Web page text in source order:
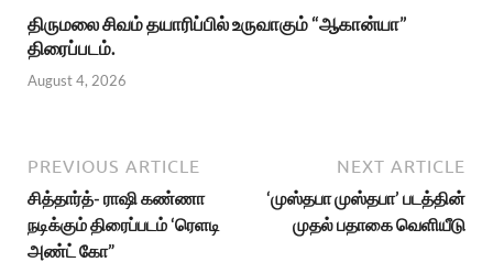
திருமலை சிவம் தயாரிப்பில் உருவாகும் “ஆகான்யா”
திரைப்படம்.
August 4, 2026
PREVIOUS ARTICLE
சித்தார்த்- ராஷி கண்ணா
நடிக்கும் திரைப்படம் ‘ரெளடி
அண்ட் கோ”
NEXT ARTICLE
‘முஸ்தபா முஸ்தபா’ படத்தின்
முதல் பதாகை வெளியீடு